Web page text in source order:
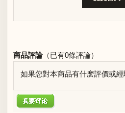
商品評論（已有0條評論）
如果您對本商品有什麽評價或